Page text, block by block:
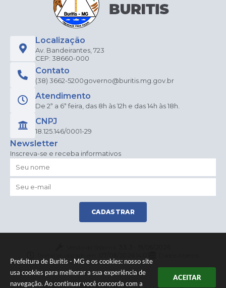
Prefeitura de Buritis - MG e os cookies: nosso site
usa cookies para melhorar a sua experiência de
navegação. Ao continuar você concorda com a
ACEITAR
Localização
Av. Bandeirantes, 723
CEP: 38660-000
Contato
(38) 3662-5200governo@buritis.mg.gov.br
Atendimento
De 2ª a 6ª feira, das 8h às 12h e das 14h às 18h.
CNPJ
18.125.146/0001-29
Newsletter
Inscreva-se e receba informativos
CADASTRAR